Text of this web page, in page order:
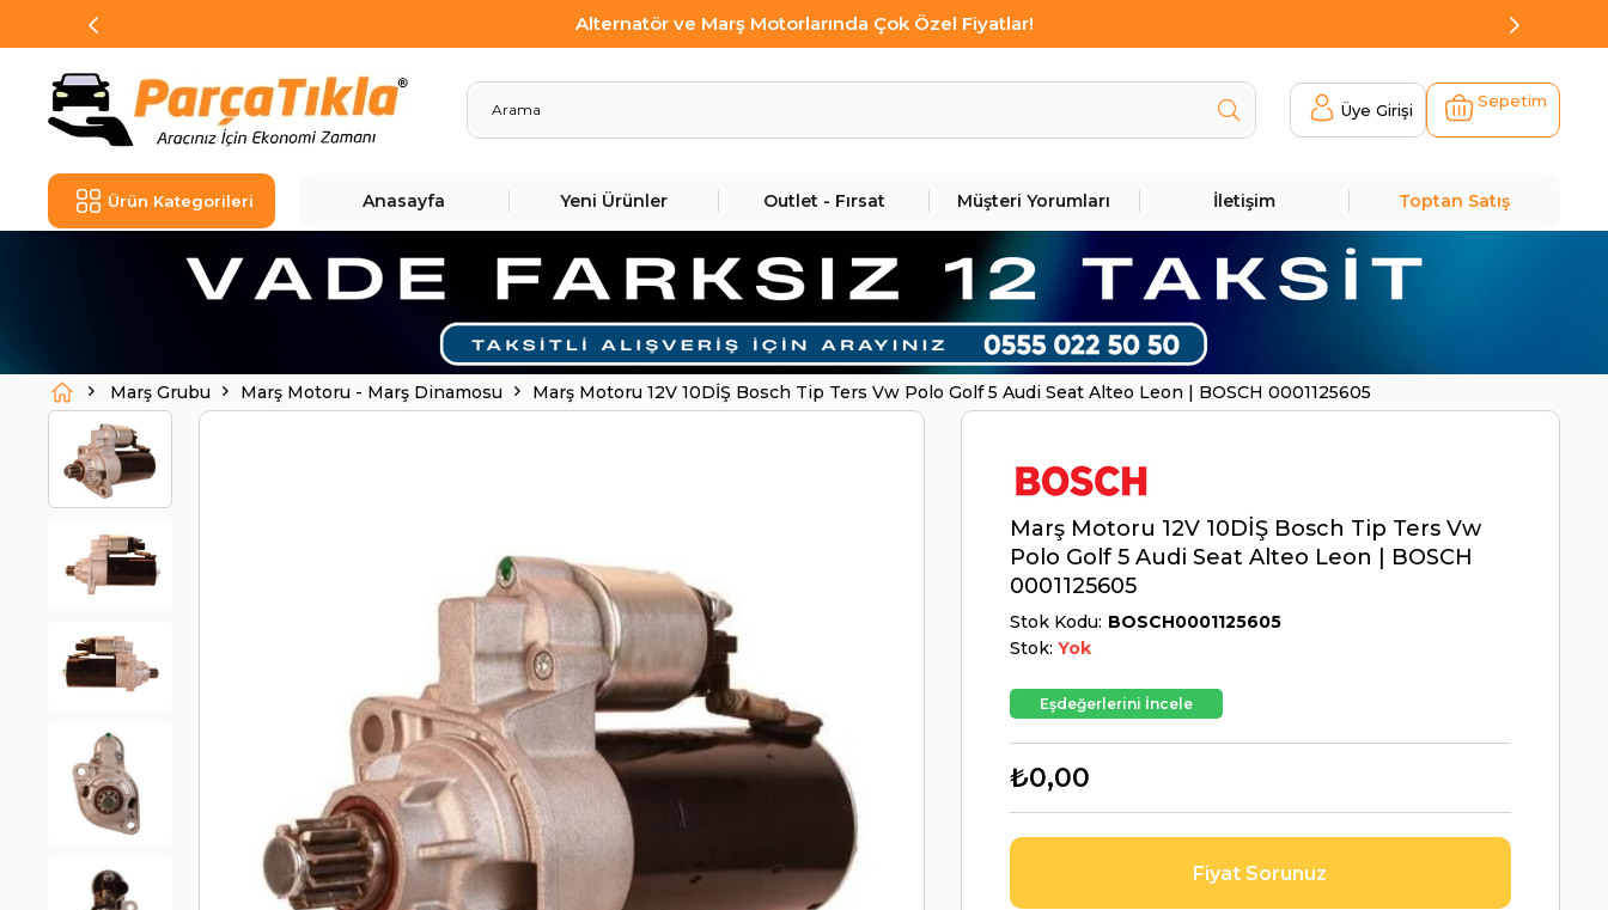
Alternatör ve Marş Motorlarında Çok Özel Fiyatlar!
Üye Girişi Sepetim
Ürün Kategorileri Anasayfa Yeni Ürünler Outlet - Fırsat Müşteri Yorumları İletişim Toptan Satış
Marş Grubu Marş Motoru - Marş Dinamosu Marş Motoru 12V 10DİŞ Bosch Tip Ters Vw Polo Golf 5 Audi Seat Alteo Leon | BOSCH 0001125605
Marş Motoru 12V 10DİŞ Bosch Tip Ters Vw
Polo Golf 5 Audi Seat Alteo Leon | BOSCH
0001125605
Stok Kodu BOSCH0001125605
Stok: Yok
Eşdeğerlerini İncele
₺0,00
Fiyat Sorunuz